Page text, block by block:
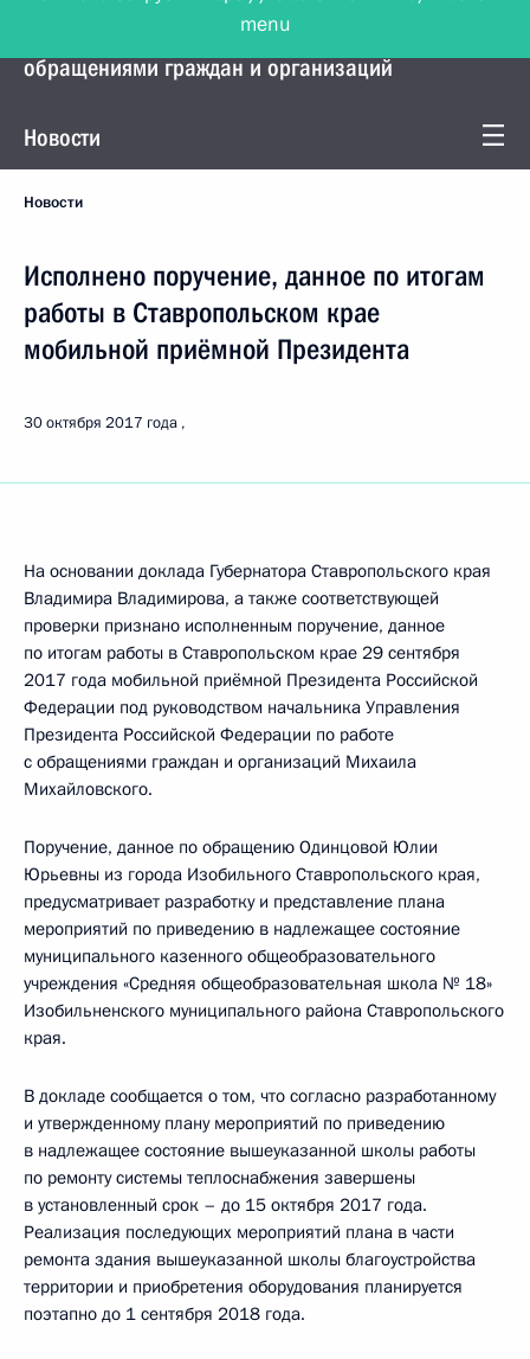
Управление Президента по работе с
обращениями граждан и организаций
Новости
Новости
Исполнено поручение, данное по итогам
работы в Ставропольском крае
мобильной приёмной Президента
30 октября 2017 года
На основании доклада Губернатора Ставропольского края
Владимира Владимирова, а также соответствующей
проверки признано исполненным поручение, данное
по итогам работы в Ставропольском крае 29 сентября
2017 года мобильной приёмной Президента Российской
Федерации под руководством начальника Управления
Президента Российской Федерации по работе
с обращениями граждан и организаций Михаила
Михайловского.
Поручение, данное по обращению Одинцовой Юлии
Юрьевны из города Изобильного Ставропольского края,
предусматривает разработку и представление плана
мероприятий по приведению в надлежащее состояние
муниципального казенного общеобразовательного
учреждения «Средняя общеобразовательная школа № 18»
Изобильненского муниципального района Ставропольского
края.
В докладе сообщается о том, что согласно разработанному
и утвержденному плану мероприятий по приведению
в надлежащее состояние вышеуказанной школы работы
по ремонту системы теплоснабжения завершены
в установленный срок – до 15 октября 2017 года.
Реализация последующих мероприятий плана в части
ремонта здания вышеуказанной школы благоустройства
территории и приобретения оборудования планируется
поэтапно до 1 сентября 2018 года.
menu